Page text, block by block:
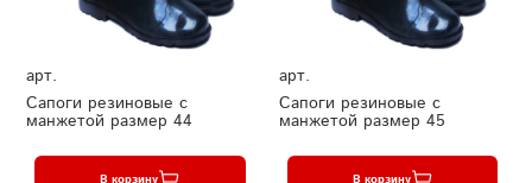
арт.
Сапоги резиновые с
манжетой размер 44
В корзину
арт.
Сапоги резиновые с
манжетой размер 45
В корзину